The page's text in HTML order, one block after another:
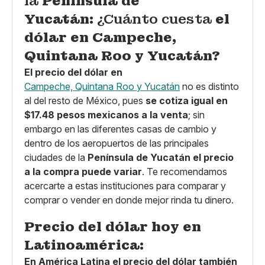
Yucatán: ¿Cuánto cuesta el
dólar en Campeche,
Quintana Roo y Yucatán?
El precio del dólar en
Campeche, Quintana Roo y Yucatán no es distinto
al del resto de México, pues se cotiza igual en
$17.48 pesos mexicanos a la venta; sin
embargo en las diferentes casas de cambio y
dentro de los aeropuertos de las principales
ciudades de la Península de Yucatán el precio
a la compra puede variar. Te recomendamos
acercarte a estas instituciones para comparar y
comprar o vender en donde mejor rinda tu dinero.
Precio del dólar hoy en
Latinoamérica:
En América Latina el precio del dólar también